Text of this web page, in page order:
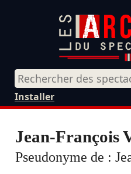
Installer
Jean-François
Pseudonyme de :